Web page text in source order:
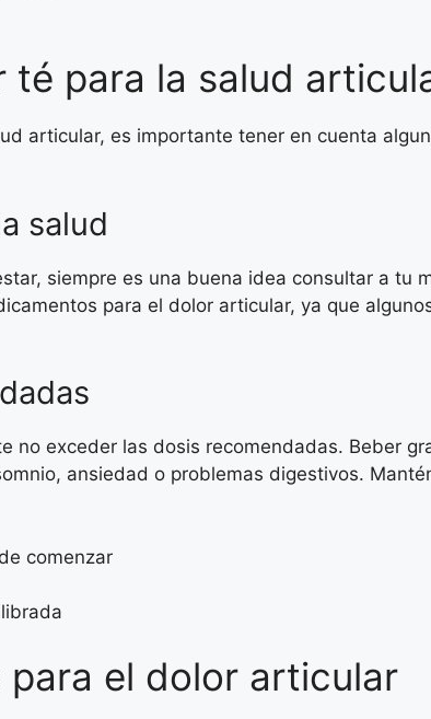
té para la salud
articular, es importante tener en cuenta
salud
siempre es una buena idea consultar a tu
para el dolor articular, ya que
no exceder las dosis recomendadas. Beber
ansiedad o problemas digestivos.
comenzar
el dolor articular